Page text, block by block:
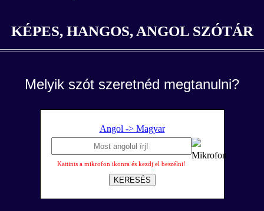
KÉPES, HANGOS, ANGOL SZÓTÁR
Melyik szót szeretnéd megtanulni?
Angol -> Magyar
Kattints a mikrofon ikonra és kezdj el beszélni!
KERESÉS